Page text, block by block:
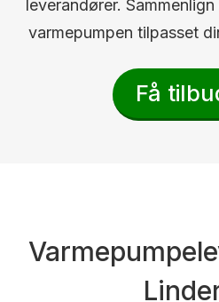
leverandører.
varmepumpen tilpasset
Få